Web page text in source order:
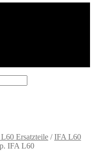
Ersatzteile /IFA L60
IFA L60